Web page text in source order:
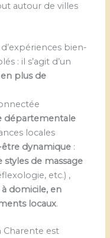
autour de villes
bien-
: il s’agit d’un
plus de
départementale
locales
dynamique :
styles de massage
etc.) ,
domicile, en
locaux.
est